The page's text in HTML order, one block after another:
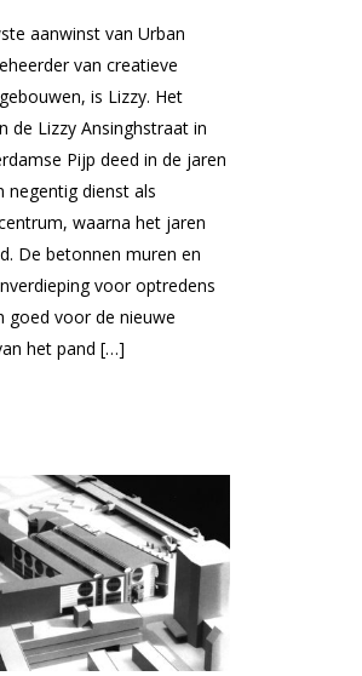
aanwinst van Urban
van creatieve
is Lizzy. Het
de Lizzy Ansinghstraat in
Pijp deed in de jaren
negentig dienst als
waarna het jaren
De betonnen muren en
voor optredens
goed voor de nieuwe
het pand […]